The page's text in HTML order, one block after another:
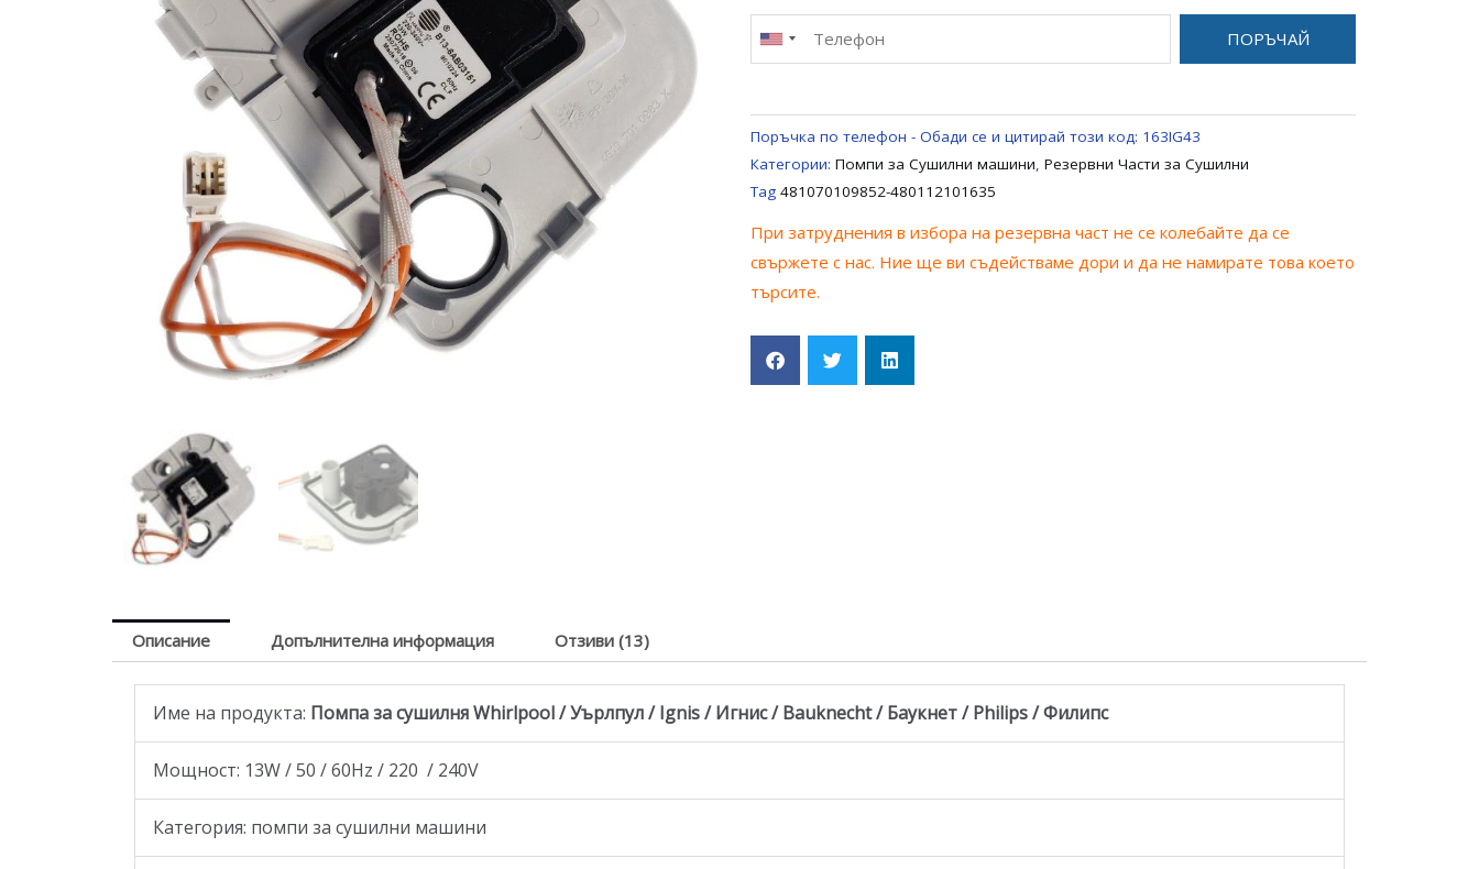
IGNIS
PHILIPS
ПОРЪЧАЙ
Поръчка по телефон - Обади се и цитирай този код: 163IG43
Категории: Помпи за Сушилни машини, Резервни Части за Сушилни
Tag 481070109852-480112101635
При затруднения в избора на резервна част не се колебайте да се
свържете с нас. Ние ще ви съдействаме дори и да не намирате това което
търсите.
Описание Допълнителна информация Отзиви (13)
Име на продукта: Помпа за сушилня Whirlpool / Уърлпул / Ignis / Игнис / Bauknecht / Баукнет / Philips / Филипс
Мощност: 13W / 50 / 60Hz / 220 / 240V
Категория: помпи за сушилни машини